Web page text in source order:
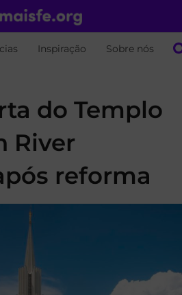
Inspiração Sobre nós
do Templo
River
reforma